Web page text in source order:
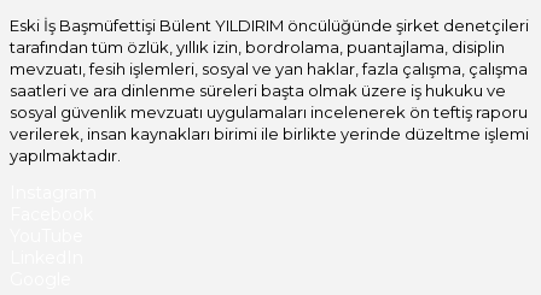
Eski İş Başmüfettişi Bülent YILDIRIM öncülüğünde şirket denetçileri
tarafından tüm özlük, yıllık izin, bordrolama, puantajlama, disiplin
mevzuatı, fesih işlemleri, sosyal ve yan haklar, fazla çalışma, çalışma
saatleri ve ara dinlenme süreleri başta olmak üzere iş hukuku ve
sosyal güvenlik mevzuatı uygulamaları incelenerek ön teftiş raporu
verilerek, insan kaynakları birimi ile birlikte yerinde düzeltme işlemi
yapılmaktadır.